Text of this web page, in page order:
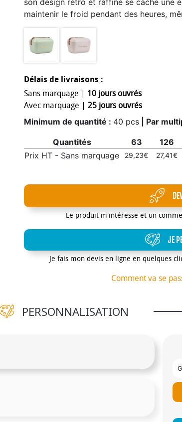
son design rétro et raffiné se cache une
maintenir le froid pendant des heures,
intérieur en polystyrène expansé haute
bien au frais, où que vous soyez. Idéale
en extérieur ou les petites escapades
iconique, à la fois intemporel et plein de
expérience fraîche et stylée.
Délais de livraisons :
Sans marquage | 10 jours ouvrés
Avec marquage | 25 jours ouvrés
Minimum de quantité : 40 pcs | Par
Quantités 63 126
Prix HT - Sans marquage
29,23€ 27,41€
Le produit m'intéresse et un
JE
Je fais mon devis en ligne en quelques
Comment va se
PERSONNALISATION